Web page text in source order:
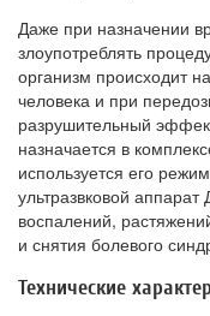
Даже при назначении
злоупотреблять
организм происходит
человека и при
разрушительный
назначается в
используется его
ультразвковой
воспалений,
и снятия болевого
Технические